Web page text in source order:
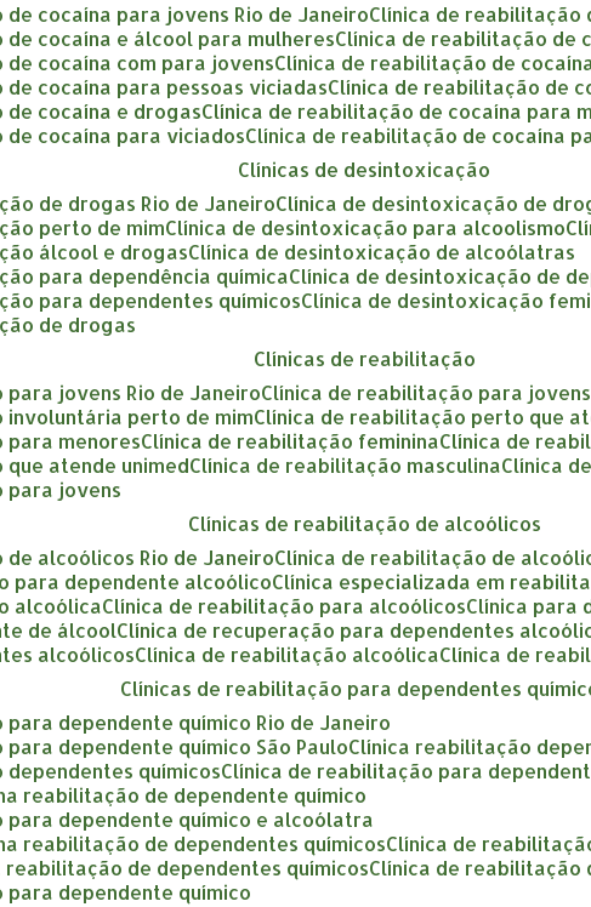
de cocaína para jovens Rio de Janeiro clínica de reabilitação
de cocaína e álcool para mulheres clínica de reabilitação de
de cocaína com para jovens clínica de reabilitação de
de cocaína para pessoas viciadas clínica de reabilitação de
de cocaína e drogas clínica de reabilitação de cocaína para
de cocaína para viciados clínica de reabilitação de cocaína
clínicas de desintoxicação
de drogas Rio de Janeiro clínica de desintoxicação de
perto de mim clínica de desintoxicação para alcoolismo
álcool e drogas clínica de desintoxicação de alcoólatras
para dependência química clínica de desintoxicação de
para dependentes químicos clínica de desintoxicação
de drogas
clínicas de reabilitação
para jovens Rio de Janeiro clínica de reabilitação para
involuntária perto de mim clínica de reabilitação perto que
para menores clínica de reabilitação feminina clínica de
que atende unimed clínica de reabilitação masculina clínica
para jovens
clínicas de reabilitação de alcoólicos
de alcoólicos Rio de Janeiro clínica de reabilitação de
para dependente alcoólico clínica especializada em
alcoólica clínica de reabilitação para alcoólicos clínica
de álcool clínica de recuperação para dependentes
alcoólicos clínica de reabilitação alcoólica clínica de
clínicas de reabilitação para dependentes
para dependente químico Rio de Janeiro
para dependente químico São Paulo clínica reabilitação
dependentes químicos clínica de reabilitação para
reabilitação de dependente químico
para dependente químico e alcoólatra
reabilitação de dependentes químicos clínica de
reabilitação de dependentes químicos clínica de
para dependente químico